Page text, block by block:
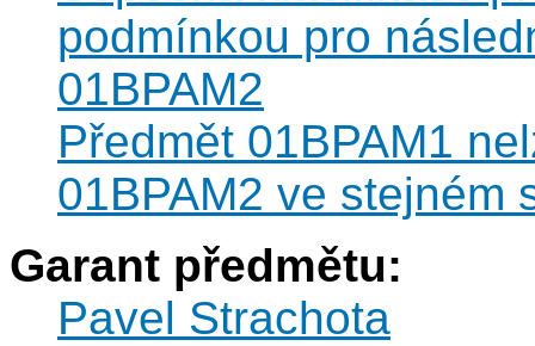
podmínkou pro
01BPAM2
Předmět 01BPAM1
01BPAM2 ve stejném
Garant předmětu:
Pavel Strachota